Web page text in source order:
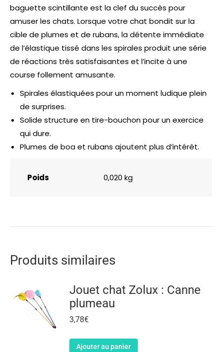
baguette scintillante est la clef du succès pour
amuser les chats. Lorsque votre chat bondit sur la
cible de plumes et de rubans, la détente immédiate
de l’élastique tissé dans les spirales produit une série
de réactions très satisfaisantes et l’incite à une
course follement amusante.
Spirales élastiquées pour un moment ludique plein
de surprises.
Solide structure en tire-bouchon pour un exercice
qui dure.
Plumes de boa et rubans ajoutent plus d’intérêt.
Poids 0,020 kg
Produits similaires
Jouet chat Zolux : Canne
plumeau
3,78€
Ajouter au panier